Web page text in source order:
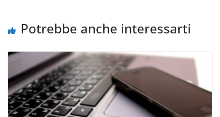
Potrebbe anche interessarti